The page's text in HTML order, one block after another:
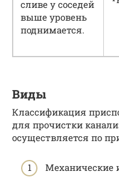
сливе у соседей
выше уровень
поднимается.
Виды
Классификация
для прочистки
осуществляется по
Механические